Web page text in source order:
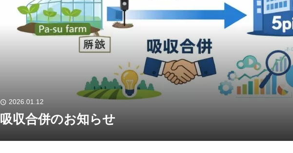
2026.01.12
吸収合併のお知らせ